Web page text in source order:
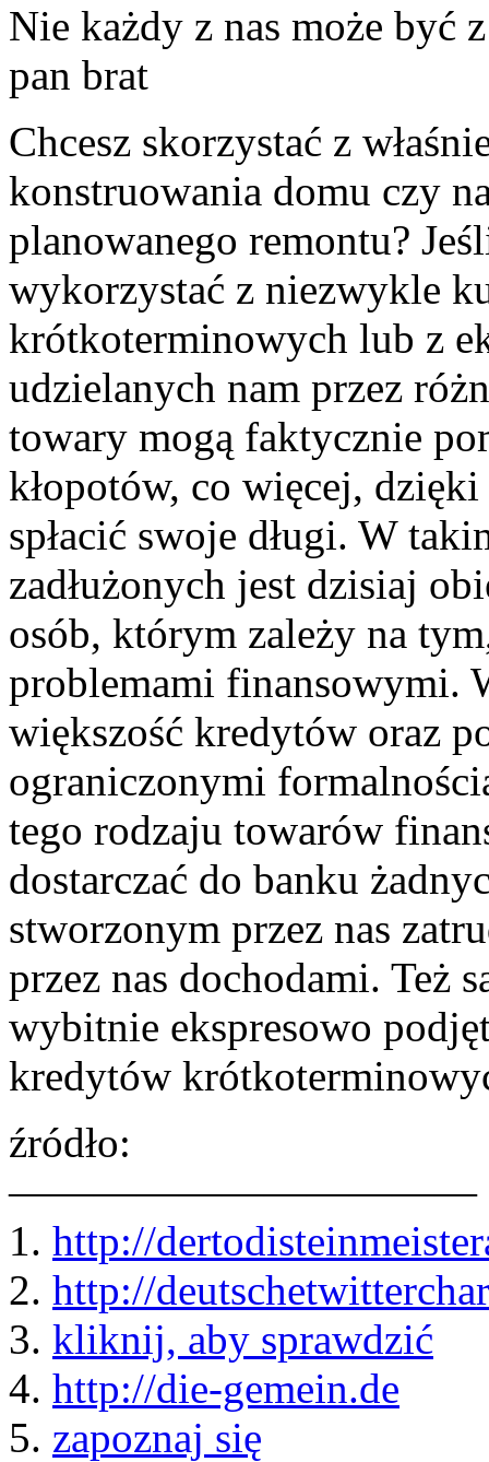
Nie każdy z nas może być
pan brat
Chcesz skorzystać z
konstruowania domu czy
planowanego remontu?
wykorzystać z niezwykle
krótkoterminowych lub z
udzielanych nam przez
towary mogą faktycznie
kłopotów, co więcej,
spłacić swoje długi. W
zadłużonych jest dzisiaj
osób, którym zależy na
problemami finansowymi.
większość kredytów oraz
ograniczonymi
tego rodzaju towarów
dostarczać do banku
stworzonym przez nas
przez nas dochodami. Też
wybitnie ekspresowo
kredytów
źródło:
———————————
1. http://
2. http://
3. kliknij, aby sprawdzić
4. http://die-gemein.de
5. zapoznaj się